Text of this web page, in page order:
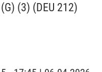
(G) (3) (DEU 212)